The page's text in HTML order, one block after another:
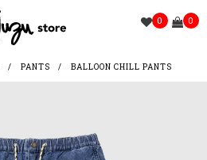
0 0
PANTS BALLOON CHILL PANTS